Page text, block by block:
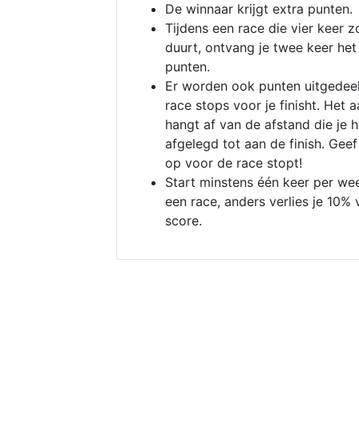
De winnaar krijgt extra punten.
Tijdens een race die vier keer
duurt, ontvang je twee keer
punten.
Er worden ook punten
race stops voor je finisht. Het
hangt af van de afstand die je
afgelegd tot aan de finish.
op voor de race stopt!
Start minstens één keer per
een race, anders verlies je 10%
score.